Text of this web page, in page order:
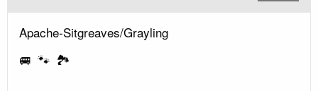
Apache-Sitgreaves/Grayling
🚐 🐾 🏞️